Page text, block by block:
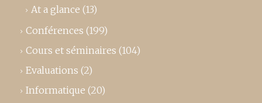
At a glance (13)
Conférences (199)
Cours et séminaires (104)
Evaluations (2)
Informatique (20)